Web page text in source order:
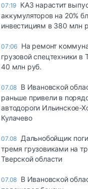
07:19 КАЗ нарастит
аккумуляторов на 20%
инвестициям в 380 млн
07:06 На ремонт
грузовой спецтехники в
40 млн руб.
07.08 В Ивановской
раньше привели в
автодороги Ильинское-
Кулачево
07.08 Дальнобойщик
тремя грузовиками на
Тверской области
07.08 В Ивановской